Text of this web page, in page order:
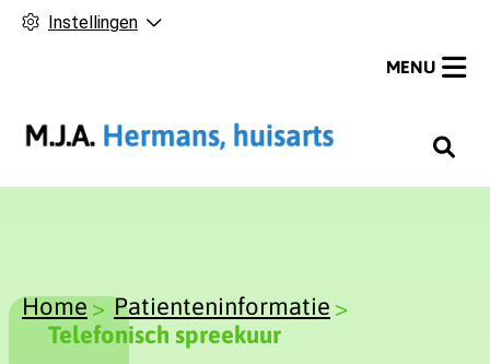
Instellingen
H
o
MENU
Home
Patienteninformatie
Telefonisch spreekuur